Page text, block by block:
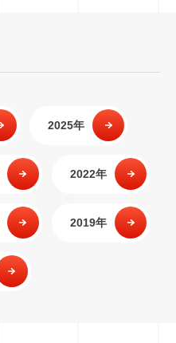
2025年
2022年
2019年